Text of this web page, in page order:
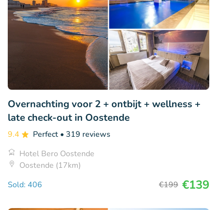
Overnachting voor 2 + ontbijt + wellness +
late check-out in Oostende
9.4 Perfect • 319 reviews
Hotel Bero Oostende
Oostende (17km)
Sold: 406
€199 €139